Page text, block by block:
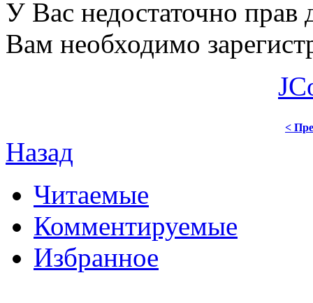
У Вас недостаточно прав
Вам необходимо
<
Назад
Читаемые
Комментируемые
Избранное